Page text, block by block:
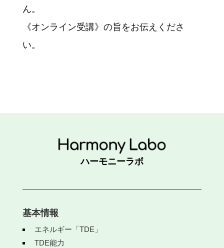
ん。
《オンライン受講》の旨をお伝えくださ
い。
ハーモニーラボ
基本情報
エネルギー「TDE」
TDE能力